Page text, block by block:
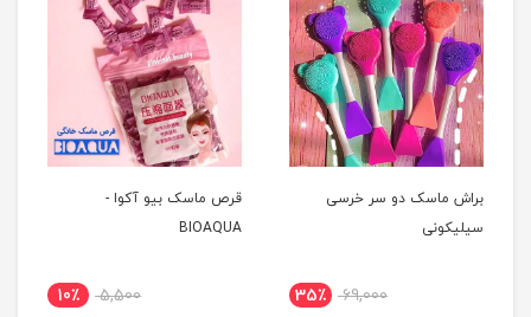
براش ماسک دو سر خرسی
سیلیکونی
69,000 35٪
قرص ماسک بیو آکوا -
BIOAQUA
5,500 10٪